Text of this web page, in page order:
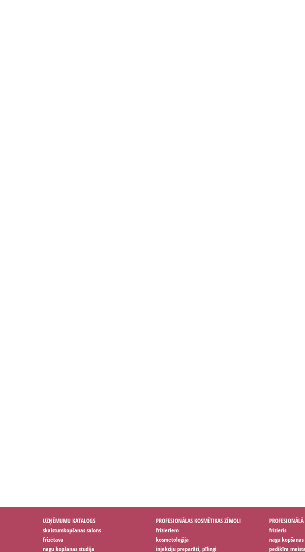
UZŅĒMUMU KATALOGS
skaistumkopšanas salons
frizētava
nagu kopšanas studija
PROFESIONĀLAS KOSMĒTIKAS ZĪMOLI
frizieriem
kosmetoloģija
injekciju preparāti, pīlingi
frizieris
nagu
pedikīra